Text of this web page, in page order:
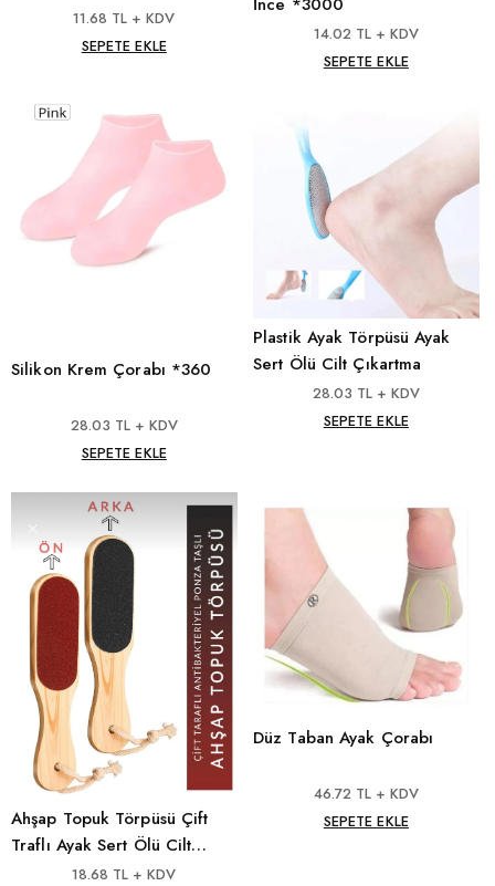
11.68 TL + KDV
SEPETE EKLE
14.02 TL + KDV
SEPETE EKLE
Silikon Krem Çorabı *360
28.03 TL + KDV
SEPETE EKLE
Plastik Ayak Törpüsü Ayak
Sert Ölü Cilt Çıkartma
28.03 TL + KDV
SEPETE EKLE
Ahşap Topuk Törpüsü Çift
Traflı Ayak Sert Ölü Cilt
Çıkartma18.68 TL + KDV
Düz Taban Ayak Çorabı
46.72 TL + KDV
SEPETE EKLE